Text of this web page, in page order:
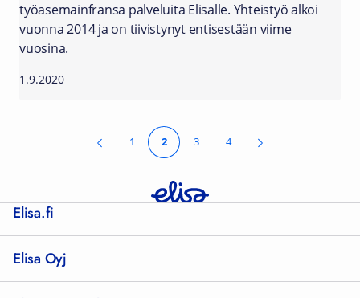
työasemainfransa palveluita Elisalle. Yhteistyö alkoi
vuonna 2014 ja on tiivistynyt entisestään viime
vuosina.
1.9.2020
1 2 3 4
Elisa.fi
Elisa Oyj